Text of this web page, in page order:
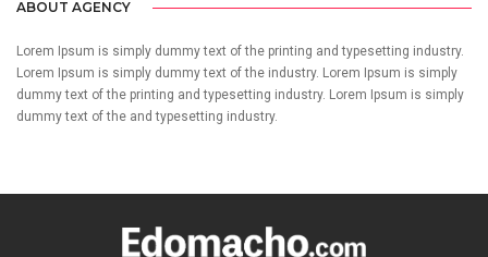
ABOUT AGENCY
Lorem Ipsum is simply dummy text of the printing and typesetting industry.
Lorem Ipsum is simply dummy text of the industry. Lorem Ipsum is simply
dummy text of the printing and typesetting industry. Lorem Ipsum is simply
dummy text of the and typesetting industry.